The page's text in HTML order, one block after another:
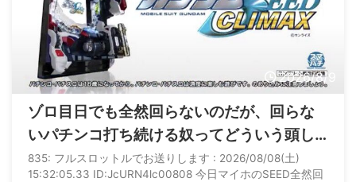
2026/8/9
ゾロ目日でも全然回らないのだが、回らな
いパチンコ打ち続ける奴ってどういう頭し
てんの？
835: フルスロットルでお送りします : 2026/08/08(土)
15:32:05.33 ID:JcURN4lc00808 今日マイホのSEED全然回